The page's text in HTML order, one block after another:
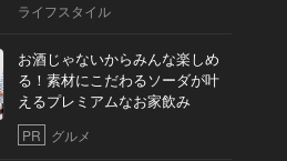
ライフスタイル
お酒じゃないからみんな楽しめ
る！素材にこだわるソーダが叶
えるプレミアムなお家飲み
PR グルメ